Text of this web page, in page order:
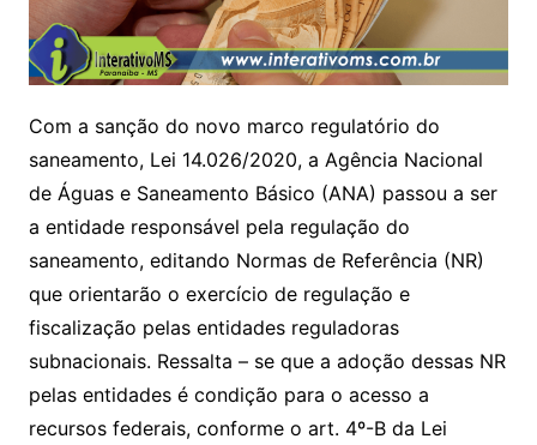
Com a sanção do novo marco regulatório do
saneamento, Lei 14.026/2020, a Agência Nacional
de Águas e Saneamento Básico (ANA) passou a ser
a entidade responsável pela regulação do
saneamento, editando Normas de Referência (NR)
que orientarão o exercício de regulação e
fiscalização pelas entidades reguladoras
subnacionais. Ressalta – se que a adoção dessas NR
pelas entidades é condição para o acesso a
recursos federais, conforme o art. 4º-B da Lei